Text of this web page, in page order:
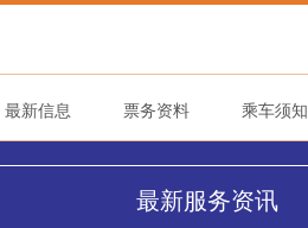
最新信息 票务资料 乘车须知
最新服务资讯